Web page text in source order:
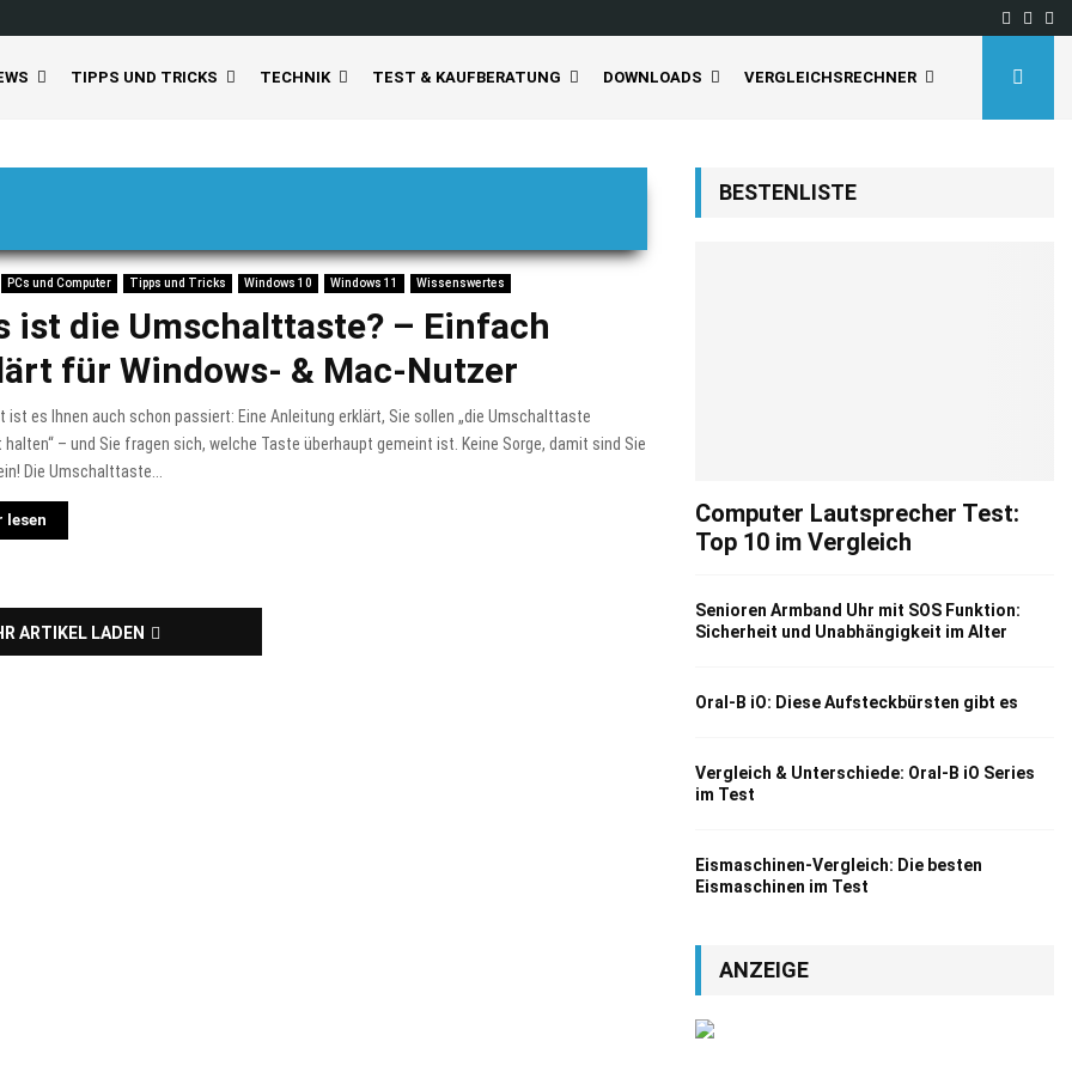
TIPPS UND TRICKS TECHNIK TEST & KAUFBERATUNG DOWNLOADS VERGLEICHSRECHNER
PCs und Computer Tipps und Tricks Windows 10 Windows 11 Wissenswertes
ist die Umschalttaste? – Einfach
für Windows- & Mac-Nutzer
ist es Ihnen auch schon passiert: Eine Anleitung erklärt, Sie sollen „die Umschalttaste
halten“ – und Sie fragen sich, welche Taste überhaupt gemeint ist. Keine Sorge, damit sind Sie
Die Umschalttaste...
lesen
ARTIKEL LADEN
BESTENLISTE
Computer Lautsprecher Test:
Top 10 im Vergleich
Senioren Armband Uhr mit SOS Funktion:
Sicherheit und Unabhängigkeit im Alter
Oral-B iO: Diese Aufsteckbürsten gibt es
Vergleich & Unterschiede: Oral-B iO Series
im Test
Eismaschinen-Vergleich: Die besten
Eismaschinen im Test
ANZEIGE